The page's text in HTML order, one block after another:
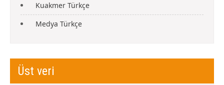
Kuakmer Türkçe
Medya Türkçe
Üst veri